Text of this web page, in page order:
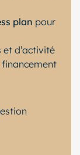
plan pour
et d’activité